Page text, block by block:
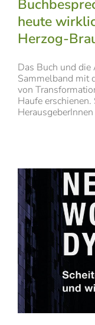
heute
Herzog-
Das Buch und
Sammelband mit
von
Haufe
HerausgeberInnen